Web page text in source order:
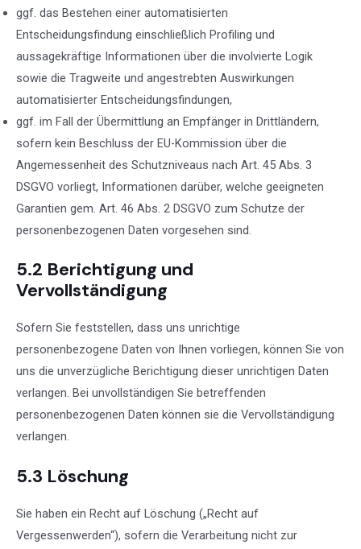
ggf. das Bestehen einer automatisierten
Entscheidungsfindung einschließlich Profiling und
aussagekräftige Informationen über die involvierte Logik
sowie die Tragweite und angestrebten Auswirkungen
automatisierter Entscheidungsfindungen,
ggf. im Fall der Übermittlung an Empfänger in Drittländern,
sofern kein Beschluss der EU-Kommission über die
Angemessenheit des Schutzniveaus nach Art. 45 Abs. 3
DSGVO vorliegt, Informationen darüber, welche geeigneten
Garantien gem. Art. 46 Abs. 2 DSGVO zum Schutze der
personenbezogenen Daten vorgesehen sind.
5.2 Berichtigung und
Vervollständigung
Sofern Sie feststellen, dass uns unrichtige
personenbezogene Daten von Ihnen vorliegen, können Sie von
uns die unverzügliche Berichtigung dieser unrichtigen Daten
verlangen. Bei unvollständigen Sie betreffenden
personenbezogenen Daten können sie die Vervollständigung
verlangen.
5.3 Löschung
Sie haben ein Recht auf Löschung („Recht auf
Vergessenwerden“), sofern die Verarbeitung nicht zur